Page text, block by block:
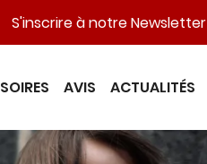
S'inscrire à notre Newsletter
AVIS ACTUALITÉS